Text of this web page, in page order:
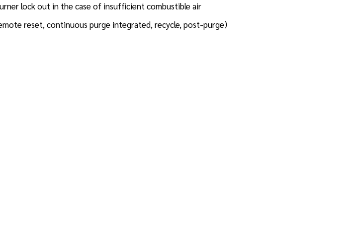
lock out in the case of insufficient combustible air
reset, continuous purge integrated, recycle, post-purge)